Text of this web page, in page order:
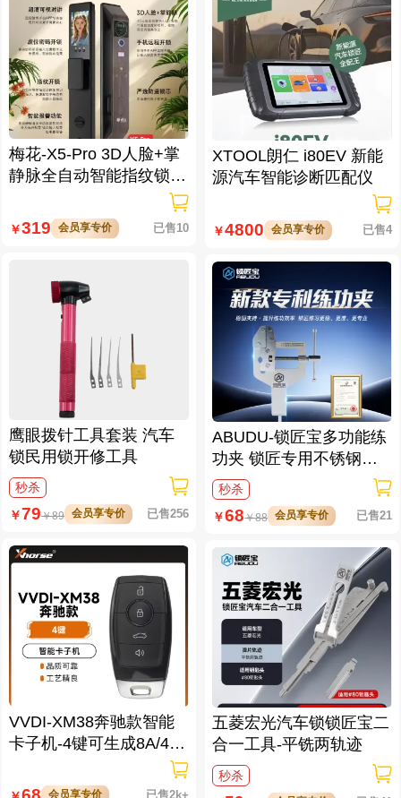
梅花-X5-Pro 3D人脸+掌
静脉全自动智能指纹锁
大屏可视对讲 虚位密码
防窥视
￥319 会员享专价 已售10
鹰眼拨针工具套装 汽车
锁民用锁开修工具
秒杀
￥79￥89 会员享专价 已售256
VVDI-XM38奔驰款智能
卡子机-4键可生成8A/4D/
46/47/49/4A/MQB48/MQ
B49等
会员享专价 已售2k+
XTOOL朗仁 i80EV 新能
源汽车智能诊断匹配仪
￥4800 会员享专价 已售4
ABUDU-锁匠宝多功能练
功夹 锁匠专用不锈钢练
功夹 锁具架子
秒杀
￥68￥88 会员享专价 已售21
五菱宏光汽车锁锁匠宝二
合一工具-平铣两轨迹
秒杀